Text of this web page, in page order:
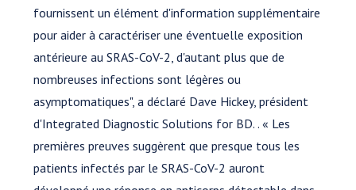
fournissent un élément d'information supplémentaire
pour aider à caractériser une éventuelle exposition
antérieure au SRAS-CoV-2, d'autant plus que de
nombreuses infections sont légères ou
asymptomatiques", a déclaré Dave Hickey, président
d'Integrated Diagnostic Solutions for BD. . « Les
premières preuves suggèrent que presque tous les
patients infectés par le SRAS-CoV-2 auront